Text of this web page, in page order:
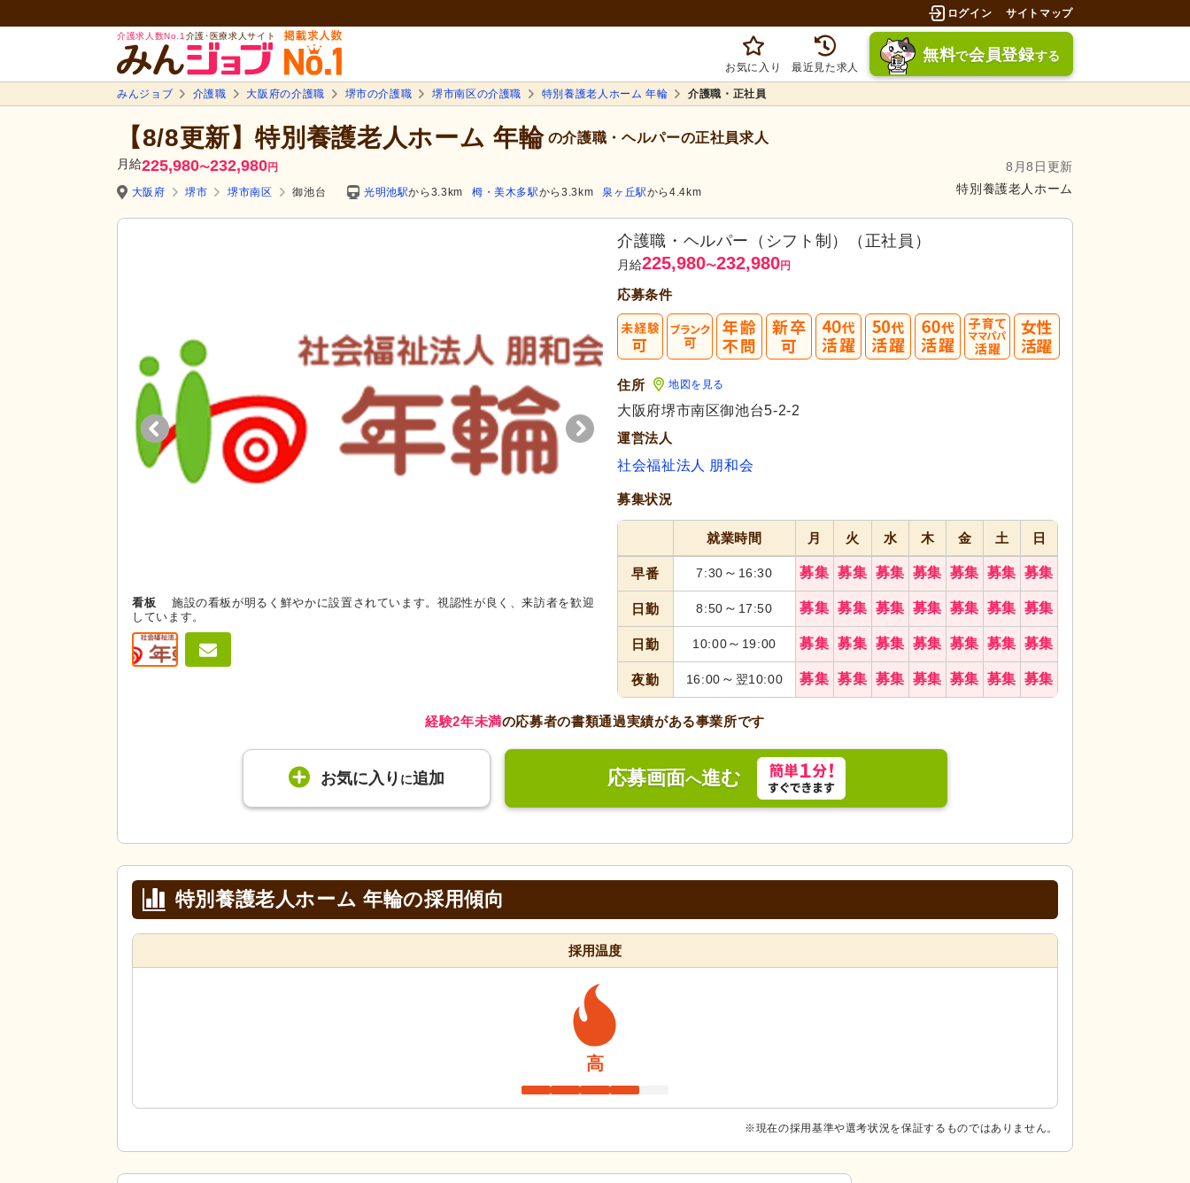
ログイン サイトマップ
介護求人数No.1 介護･医療求人サイト
お気に入り 最近見た求人
無料で会員登録する
みんジョブ 介護職 大阪府の介護職 堺市の介護職 堺市南区の介護職 特別養護老人ホーム 年輪 介護職・正社員
【8/8更新】特別養護老人ホーム 年輪の介護職・ヘルパーの正社員求人
月給225,980〜232,980円
8月8日更新
特別養護老人ホーム
大阪府 堺市 堺市南区 御池台 光明池駅から3.3km 栂・美木多駅から3.3km 泉ヶ丘駅から4.4km
看板
施設の看板が明るく鮮やかに設置されています。視認性が良く、来訪者を歓迎
しています。
まずは応募してみましょう！
応募画面
介護職・ヘルパー（シフト制）（正社員）
月給225,980〜232,980円
応募条件
住所 地図を見る
大阪府堺市南区御池台5-2-2
運営法人
社会福祉法人 朋和会
募集状況
就業時間 月 火 水 木 金 土 日
早番 7:30 ～ 16:30 募集 募集 募集 募集 募集 募集 募集
日勤 8:50 ～ 17:50 募集 募集 募集 募集 募集 募集 募集
日勤 10:00～ 19:00 募集 募集 募集 募集 募集 募集 募集
夜勤 16:00 ～ 翌10:00 募集 募集 募集 募集 募集 募集 募集
経験2年未満の応募者の書類通過実績がある事業所です
お気に入り に追加 応募画面へ進む
特別養護老人ホーム 年輪の採用傾向
採用温度
高
※現在の採用基準や選考状況を保証するものではありません。